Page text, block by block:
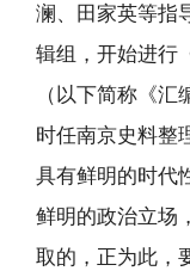
澜、田家英等指
辑组，开始进行
（以下简称《
时任南京史料整
具有鲜明的时代
鲜明的政治立场
取的，正为此，